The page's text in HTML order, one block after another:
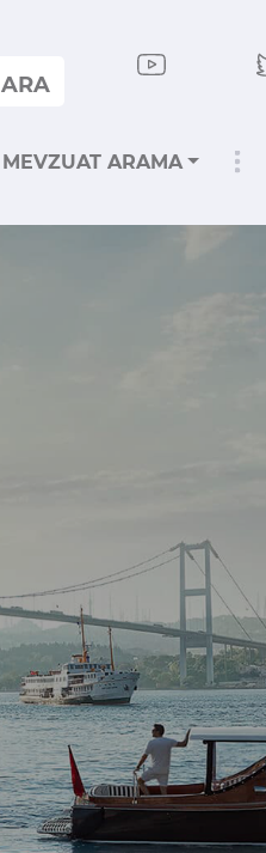
ARA
MEVZUAT ARAMA